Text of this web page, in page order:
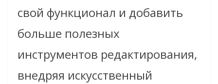
свой функционал и добавить
больше полезных
инструментов редактирования,
внедряя искусственный